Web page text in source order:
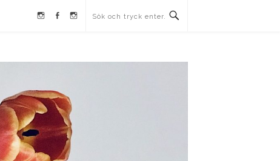
Instagram
Facebook
Instagram